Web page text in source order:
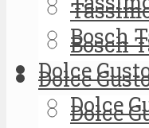
Bosch
Dolce
Dolce
Bosch
Dolce
Dolce